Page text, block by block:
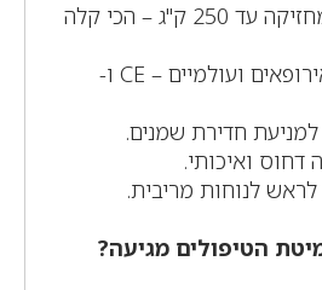
1. שוקלת 10 ק"ג ומחזיקה עד 250 ק"ג – הכי קלה
2. בעלת תווי תקן אירופאים ועולמיים – CE ו-
הטיפולים מגיעה?